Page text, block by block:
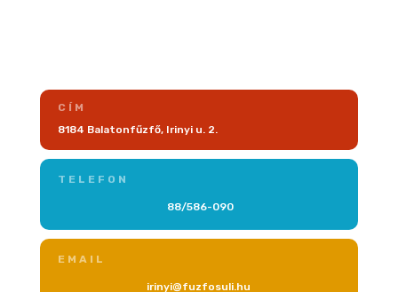
CÍM
8184 Balatonfűzfő, Irinyi u. 2.
TELEFON
88/586-090
EMAIL
irinyi@fuzfosuli.hu